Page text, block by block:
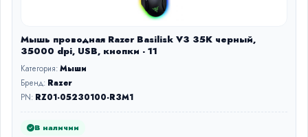
Мышь проводная Razer Basilisk V3 35K черный,
35000 dpi, USB, кнопки - 11
Категория:Мыши
Бренд: Razer
PN: RZ01-05230100-R3M1
В наличии